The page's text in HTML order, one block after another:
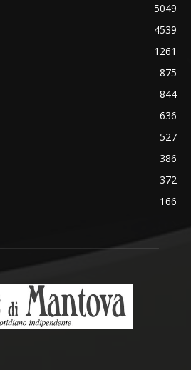
5049
4539
1261
875
844
636
527
386
372
166